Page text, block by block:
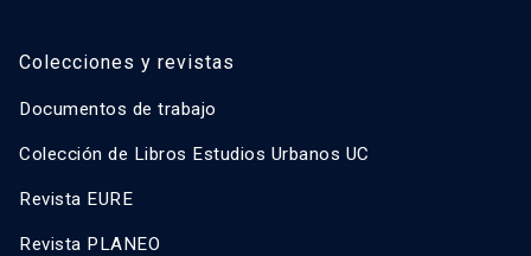
Colecciones y revistas
Documentos de trabajo
Colección de Libros Estudios Urbanos UC
Revista EURE
Revista PLANEO